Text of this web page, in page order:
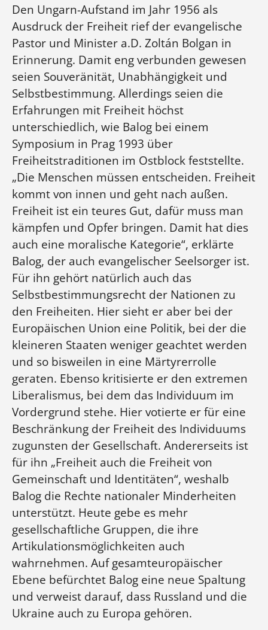
Den Ungarn-Aufstand im Jahr 1956 als
Ausdruck der Freiheit rief der evangelische
Pastor und Minister a.D. Zoltán Bolgan in
Erinnerung. Damit eng verbunden gewesen
seien Souveränität, Unabhängigkeit und
Selbstbestimmung. Allerdings seien die
Erfahrungen mit Freiheit höchst
unterschiedlich, wie Balog bei einem
Symposium in Prag 1993 über
Freiheitstraditionen im Ostblock feststellte.
„Die Menschen müssen entscheiden. Freiheit
kommt von innen und geht nach außen.
Freiheit ist ein teures Gut, dafür muss man
kämpfen und Opfer bringen. Damit hat dies
auch eine moralische Kategorie“, erklärte
Balog, der auch evangelischer Seelsorger ist.
Für ihn gehört natürlich auch das
Selbstbestimmungsrecht der Nationen zu
den Freiheiten. Hier sieht er aber bei der
Europäischen Union eine Politik, bei der die
kleineren Staaten weniger geachtet werden
und so bisweilen in eine Märtyrerrolle
geraten. Ebenso kritisierte er den extremen
Liberalismus, bei dem das Individuum im
Vordergrund stehe. Hier votierte er für eine
Beschränkung der Freiheit des Individuums
zugunsten der Gesellschaft. Andererseits ist
für ihn „Freiheit auch die Freiheit von
Gemeinschaft und Identitäten“, weshalb
Balog die Rechte nationaler Minderheiten
unterstützt. Heute gebe es mehr
gesellschaftliche Gruppen, die ihre
Artikulationsmöglichkeiten auch
wahrnehmen. Auf gesamteuropäischer
Ebene befürchtet Balog eine neue Spaltung
und verweist darauf, dass Russland und die
Ukraine auch zu Europa gehören.